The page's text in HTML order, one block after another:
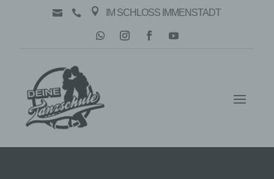
   IM SCHLOSS IMMENSTADT